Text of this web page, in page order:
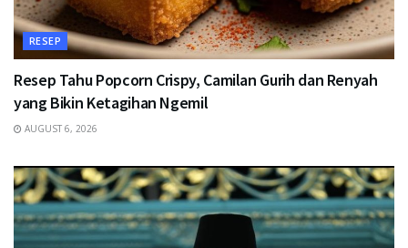
RESEP
Resep Tahu Popcorn Crispy, Camilan Gurih dan Renyah
yang Bikin Ketagihan Ngemil
AUGUST 6, 2026